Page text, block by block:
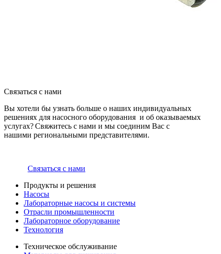
Связаться с нами
Вы хотели бы узнать больше о наших индивидуальных
решениях для насосного оборудования и об оказываемых
услугах? Свяжитесь с нами и мы соединим Вас с
нашими региональными представителями.
Связаться с нами
Продукты и решения
Насосы
Лабораторные насосы и системы
Отрасли промышленности
Лабораторное оборудование
Технология
Техническое обслуживание